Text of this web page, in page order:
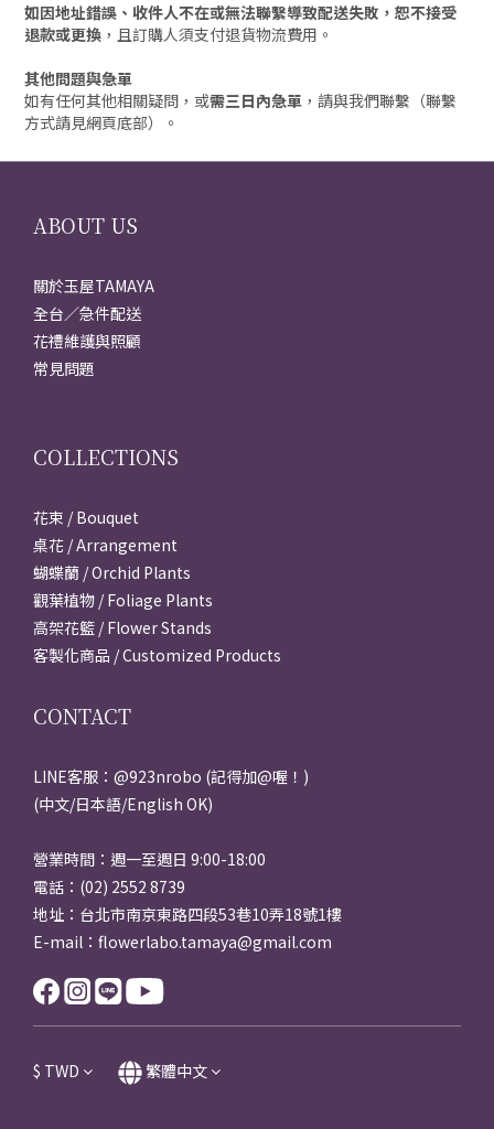
如因地址錯誤、收件人不在或無法聯繫導致配送失敗，恕不接受
退款或更換 ，且訂購人須支付退貨物流費用。
其他問題與急單
如有任何其他相關疑問，或需三日內急單 ，請與我們聯繫（聯繫
方式請見網頁底部）。
ABOUT US
關於玉屋TAMAYA
全台／急件配送
花禮維護與照顧
常見問題
COLLECTIONS
花束 / Bouquet
桌花 / Arrangement
蝴蝶蘭 / Orchid Plants
觀葉植物 / Foliage Plants
高架花籃 / Flower Stands
客製化商品 / Customized Products
CONTACT
LINE客服：@923nrobo (記得加@喔！)
(中文/日本語/English OK)
營業時間：週一至週日 9:00-18:00
電話：(02) 2552 8739
地址：台北市南京東路四段53巷10弄18號1樓
E-mail：flowerlabo.tamaya@gmail.com
$ TWD 繁體中文